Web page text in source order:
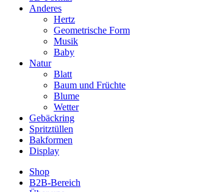
Anderes
Hertz
Geometrische Form
Musik
Baby
Natur
Blatt
Baum und Früchte
Blume
Wetter
Gebäckring
Spritztüllen
Bakformen
Display
Shop
B2B-Bereich